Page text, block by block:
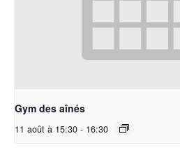
Gym des aînés
11 août à 15:30 - 16:30